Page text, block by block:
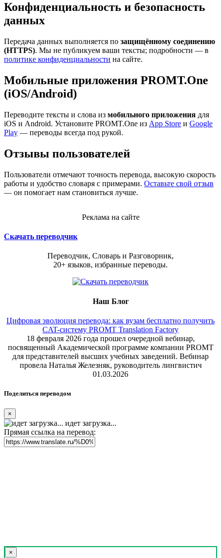
Конфиденциальность и безопасность
данных
Передача данных выполняется по защищённому соединению
(HTTPS). Мы не публикуем ваши тексты; подробности — в
политике конфиденциальности на сайте.
Мобильные приложения PROMT.One
(iOS/Android)
Переводите тексты и слова из мобильного приложения для
iOS и Android. Установите PROMT.One из App Store и Google
Play — переводы всегда под рукой.
Отзывы пользователей
Пользователи отмечают точность перевода, высокую скорость
работы и удобство словаря с примерами. Оставьте свой отзыв
— он помогает нам становиться лучше.
Реклама на сайте
Скачать переводчик
Переводчик, Словарь и Разговорник,
20+ языков, избранные переводы.
Наш Блог
Цифровая эволюция перевода: как вузам бесплатно получить
CAT-систему PROMT Translation Factory
18 февраля 2026 года прошел очередной вебинар,
посвященный Академической программе компании PROMT
для представителей высших учебных заведений. Вебинар
провела Наталья Железняк, руководитель лингвистич
01.03.2026
Поделиться переводом
×
идет загрузка...
Прямая ссылка на перевод:
×